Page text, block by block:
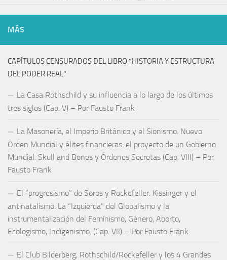
MÁS
CAPÍTULOS CENSURADOS DEL LIBRO “HISTORIA Y ESTRUCTURA
DEL PODER REAL”
La Casa Rothschild y su influencia a lo largo de los últimos
tres siglos (Cap. V) – Por Fausto Frank
La Masonería, el Imperio Británico y el Sionismo. Nuevo
Orden Mundial y élites financieras: el proyecto de un Gobierno
Mundial. Skull and Bones y Órdenes Secretas (Cap. VIII) – Por
Fausto Frank
El “progresismo” de Soros y Rockefeller. Kissinger y el
antinatalismo. La “Izquierda” del Globalismo y la
instrumentalización del Feminismo, Género, Aborto,
Ecologismo, Indigenismo. (Cap. VII) – Por Fausto Frank
El Club Bilderberg, Rothschild/Rockefeller y los 4 Grandes